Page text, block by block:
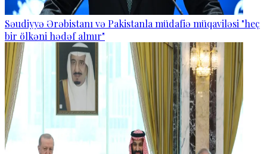
Səudiyyə Ərəbistanı və Pakistanla müdafiə müqaviləsi "heç
bir ölkəni hədəf almır"